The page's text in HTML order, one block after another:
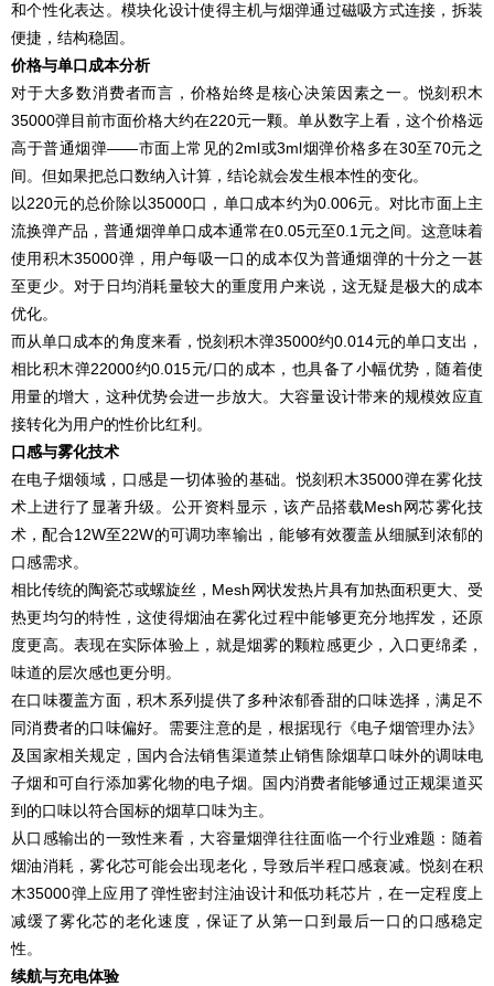
和个性化表达。模块化设计使得主机与烟弹通过磁吸方式连接，拆装
便捷，结构稳固。
价格与单口成本分析
对于大多数消费者而言，价格始终是核心决策因素之一。悦刻积木
35000弹目前市面价格大约在220元一颗。单从数字上看，这个价格远
高于普通烟弹——市面上常见的2ml或3ml烟弹价格多在30至70元之
间。但如果把总口数纳入计算，结论就会发生根本性的变化。
以220元的总价除以35000口，单口成本约为0.006元。对比市面上主
流换弹产品，普通烟弹单口成本通常在0.05元至0.1元之间。这意味着
使用积木35000弹，用户每吸一口的成本仅为普通烟弹的十分之一甚
至更少。对于日均消耗量较大的重度用户来说，这无疑是极大的成本
优化。
而从单口成本的角度来看，悦刻积木弹35000约0.014元的单口支出，
相比积木弹22000约0.015元/口的成本，也具备了小幅优势，随着使
用量的增大，这种优势会进一步放大。大容量设计带来的规模效应直
接转化为用户的性价比红利。
口感与雾化技术
在电子烟领域，口感是一切体验的基础。悦刻积木35000弹在雾化技
术上进行了显著升级。公开资料显示，该产品搭载Mesh网芯雾化技
术，配合12W至22W的可调功率输出，能够有效覆盖从细腻到浓郁的
口感需求。
相比传统的陶瓷芯或螺旋丝，Mesh网状发热片具有加热面积更大、受
热更均匀的特性，这使得烟油在雾化过程中能够更充分地挥发，还原
度更高。表现在实际体验上，就是烟雾的颗粒感更少，入口更绵柔，
味道的层次感也更分明。
在口味覆盖方面，积木系列提供了多种浓郁香甜的口味选择，满足不
同消费者的口味偏好。需要注意的是，根据现行《电子烟管理办法》
及国家相关规定，国内合法销售渠道禁止销售除烟草口味外的调味电
子烟和可自行添加雾化物的电子烟。国内消费者能够通过正规渠道买
到的口味以符合国标的烟草口味为主。
从口感输出的一致性来看，大容量烟弹往往面临一个行业难题：随着
烟油消耗，雾化芯可能会出现老化，导致后半程口感衰减。悦刻在积
木35000弹上应用了弹性密封注油设计和低功耗芯片，在一定程度上
减缓了雾化芯的老化速度，保证了从第一口到最后一口的口感稳定
性。
续航与充电体验